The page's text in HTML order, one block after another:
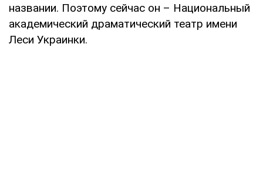
названии. Поэтому сейчас он – Национальный
академический драматический театр имени
Леси Украинки.